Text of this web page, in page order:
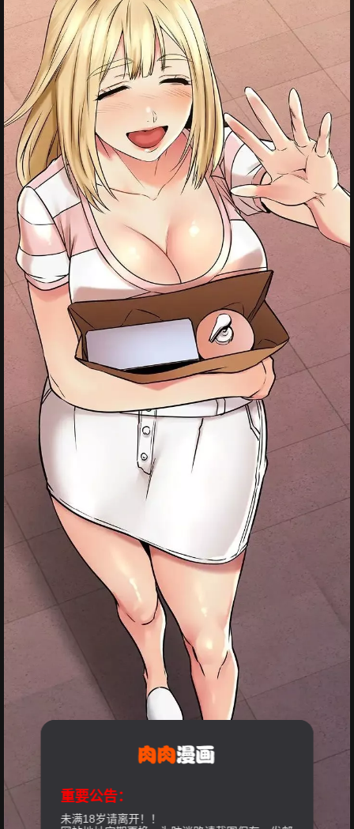
重要公告：
未满18岁请离开！！